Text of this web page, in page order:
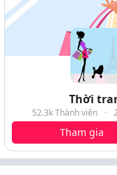
Thời
52.3k Thành viên ·
Tham gia